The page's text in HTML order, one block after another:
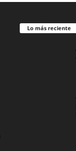
Lo más reciente